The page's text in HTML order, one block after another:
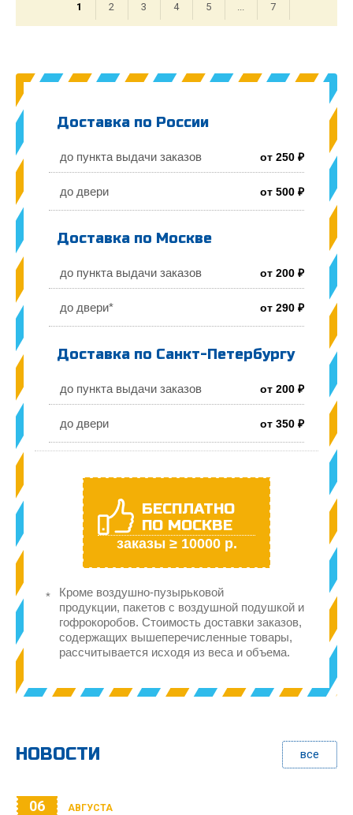
1 2 3 4 5 ... 7
Доставка по России
до пункта выдачи заказов от 250 ₽
до двери от 500 ₽
Доставка по Москве
до пункта выдачи заказов от 200 ₽
до двери* от 290 ₽
Доставка по Санкт-Петербургу
до пункта выдачи заказов от 200 ₽
до двери от 350 ₽
БЕСПЛАТНО
ПО МОСКВЕ
заказы ≥ 10000 р.
Кроме воздушно-пузырьковой
продукции, пакетов с воздушной подушкой и
гофрокоробов. Стоимость доставки заказов,
содержащих вышеперечисленные товары,
рассчитывается исходя из веса и объема.
НОВОСТИ все
06 АВГУСТА